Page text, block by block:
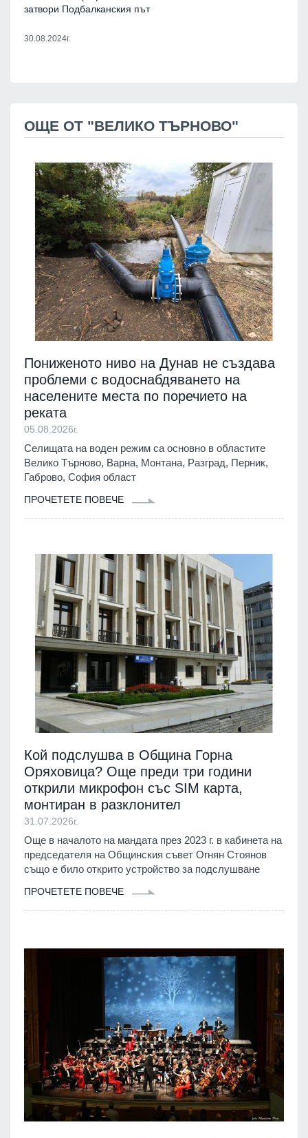
затвори Подбалканския път
30.08.2024г.
ОЩЕ ОТ "ВЕЛИКО ТЪРНОВО"
Пониженото ниво на Дунав не създава
проблеми с водоснабдяването на
населените места по поречието на
реката
05.08.2026г.
Селищата на воден режим са основно в областите
Велико Търново, Варна, Монтана, Разград, Перник,
Габрово, София област
ПРОЧЕТЕТЕ ПОВЕЧЕ
Кой подслушва в Община Горна
Оряховица? Още преди три години
открили микрофон със SIM карта,
монтиран в разклонител
31.07.2026г.
Още в началото на мандата през 2023 г. в кабинета на
председателя на Общинския съвет Огнян Стоянов
също е било открито устройство за подслушване
ПРОЧЕТЕТЕ ПОВЕЧЕ